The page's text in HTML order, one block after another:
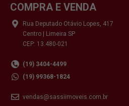
COMPRA E VENDA
Rua Deputado Otávio Lopes, 417
Centro | Limeira SP
CEP: 13.480-021
(19) 3404-4499
(19) 99368-1824
vendas@sassiimoveis.com.br